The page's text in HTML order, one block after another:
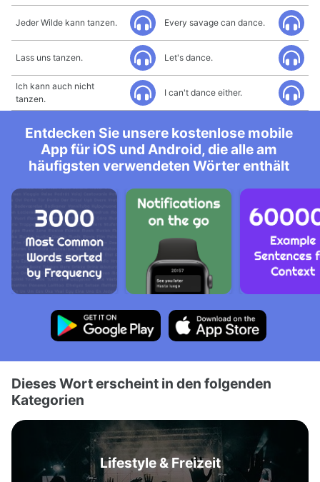
Jeder Wilde kann tanzen. Every savage can dance.
Lass uns tanzen. Let's dance.
Ich kann auch nicht
tanzen.
I can't dance either.
Entdecken Sie unsere kostenlose mobile
App für iOS und Android, die alle am
häufigsten verwendeten Wörter enthält
Dieses Wort erscheint in den folgenden
Kategorien
Lifestyle & Freizeit